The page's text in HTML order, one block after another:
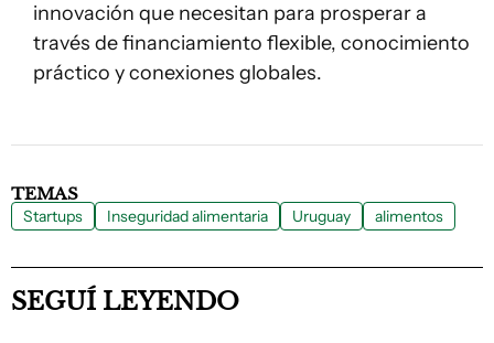
innovación que necesitan para prosperar a
través de financiamiento flexible, conocimiento
práctico y conexiones globales.
TEMAS
Startups Inseguridad alimentaria Uruguay alimentos
SEGUÍ LEYENDO